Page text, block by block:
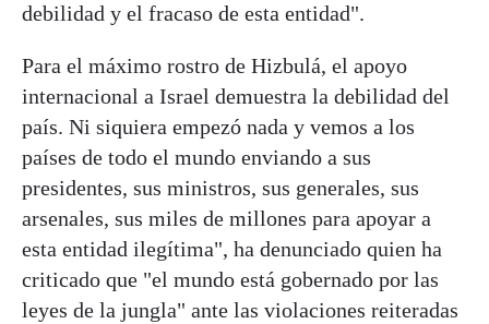
debilidad y el fracaso de esta entidad".
Para el máximo rostro de Hizbulá, el apoyo
internacional a Israel demuestra la debilidad del
país. Ni siquiera empezó nada y vemos a los
países de todo el mundo enviando a sus
presidentes, sus ministros, sus generales, sus
arsenales, sus miles de millones para apoyar a
esta entidad ilegítima", ha denunciado quien ha
criticado que "el mundo está gobernado por las
leyes de la jungla" ante las violaciones reiteradas